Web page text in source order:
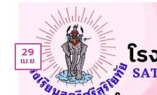
29
เม.ย.